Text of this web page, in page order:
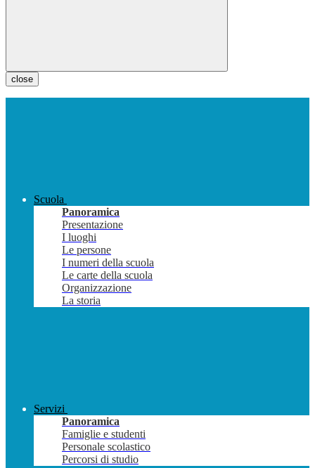
close
Scuola
Panoramica
Presentazione
I luoghi
Le persone
I numeri della scuola
Le carte della scuola
Organizzazione
La storia
Servizi
Panoramica
Famiglie e studenti
Personale scolastico
Percorsi di studio